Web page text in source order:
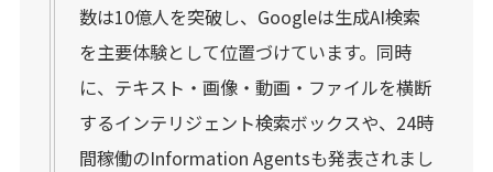
数は10億人を突破し、Googleは生成AI検索
を主要体験として位置づけています。同時
に、テキスト・画像・動画・ファイルを横断
するインテリジェント検索ボックスや、24時
間稼働のInformation Agentsも発表されまし